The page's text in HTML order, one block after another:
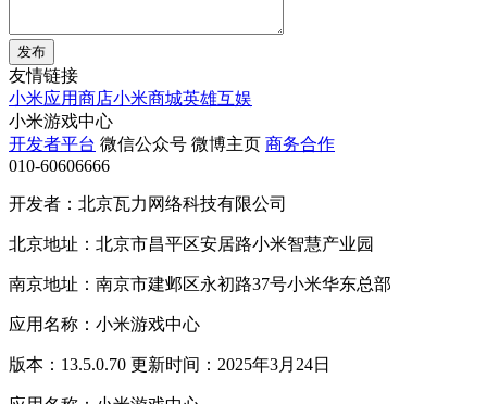
发布
友情链接
小米应用商店小米商城英雄互娱
小米游戏中心
开发者平台 微信公众号 微博主页 商务合作
010-60606666
开发者：北京瓦力网络科技有限公司
北京地址：北京市昌平区安居路小米智慧产业园
南京地址：南京市建邺区永初路37号小米华东总部
应用名称：小米游戏中心
版本：13.5.0.70 更新时间：2025年3月24日